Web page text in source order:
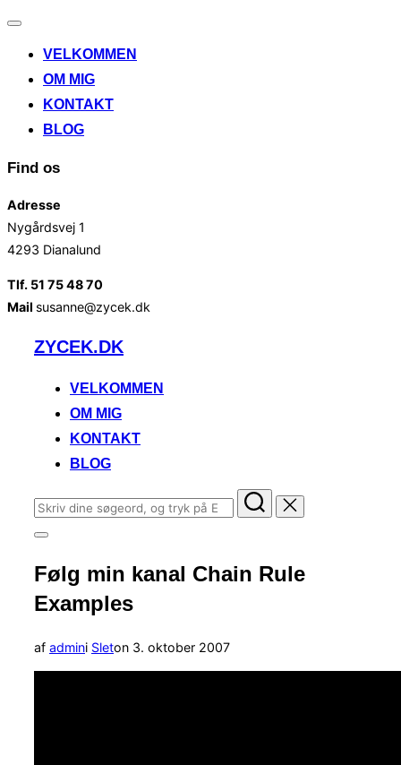
Slå
til/fraVELKOMMEN
OM MIG
KONTAKT
BLOG
Find os
Adresse
Nygårdsvej 1
4293 Dianalund
Tlf. 51 75 48 70
Mail susanne@zycek.dk
VidereZYCEK.DK
VELKOMMEN
OM MIG
KONTAKT
BLOG
Søg
efter:
Slå
i
sidekolonne
til/fra
Følg min kanal Chain Rule
Examples
af admini Sleton Udgivet
d.
3. oktober 2007